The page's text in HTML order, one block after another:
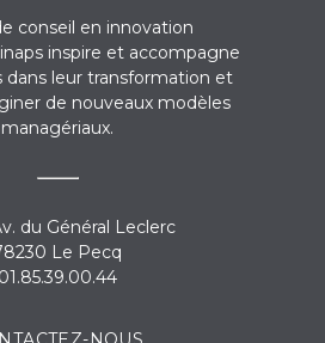
conseil en innovation
inspire et accompagne
dans leur transformation et
de nouveaux modèles
managériaux.
du Général Leclerc
Le Pecq
01.85.39.00.44